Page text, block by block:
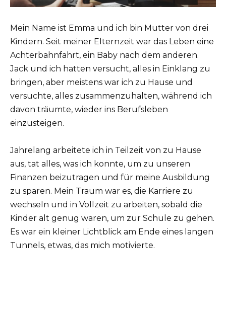
Mein Name ist Emma und ich bin Mutter von drei
Kindern. Seit meiner Elternzeit war das Leben eine
Achterbahnfahrt, ein Baby nach dem anderen.
Jack und ich hatten versucht, alles in Einklang zu
bringen, aber meistens war ich zu Hause und
versuchte, alles zusammenzuhalten, während ich
davon träumte, wieder ins Berufsleben
einzusteigen.
Jahrelang arbeitete ich in Teilzeit von zu Hause
aus, tat alles, was ich konnte, um zu unseren
Finanzen beizutragen und für meine Ausbildung
zu sparen. Mein Traum war es, die Karriere zu
wechseln und in Vollzeit zu arbeiten, sobald die
Kinder alt genug waren, um zur Schule zu gehen.
Es war ein kleiner Lichtblick am Ende eines langen
Tunnels, etwas, das mich motivierte.